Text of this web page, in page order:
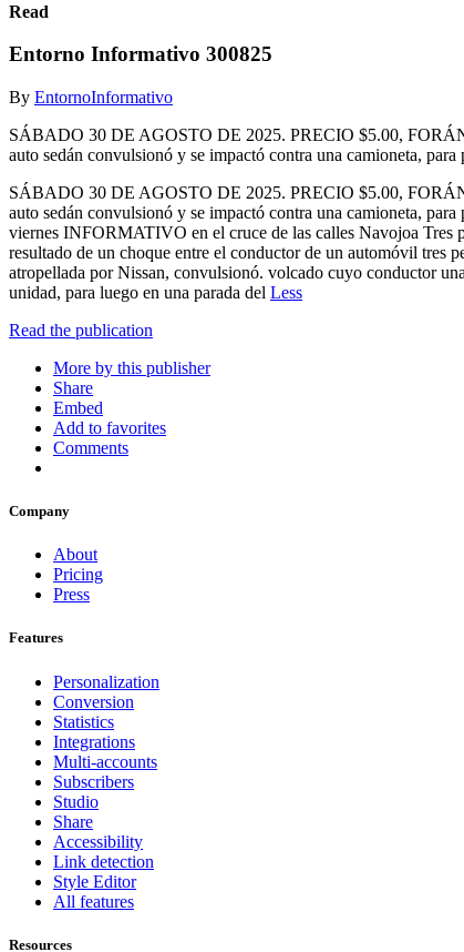
Read
Entorno Informativo 300825
By EntornoInformativo
SÁBADO 30 DE AGOSTO DE 2025. PRECIO $5.00,
auto sedán convulsionó y se impactó contra una camioneta, para
SÁBADO 30 DE AGOSTO DE 2025. PRECIO $5.00,
auto sedán convulsionó y se impactó contra una camioneta,
viernes INFORMATIVO en el cruce de las calles Navojoa Tres
resultado de un choque entre el conductor de un automóvil
atropellada por Nissan, convulsionó. volcado cuyo conductor
unidad, para luego en una parada del Less
Read the publication
More by this publisher
Share
Embed
Add to favorites
Comments
Company
About
Pricing
Press
Features
Personalization
Conversion
Statistics
Integrations
Multi-accounts
Subscribers
Studio
Share
Accessibility
Link detection
Style Editor
All features
Resources